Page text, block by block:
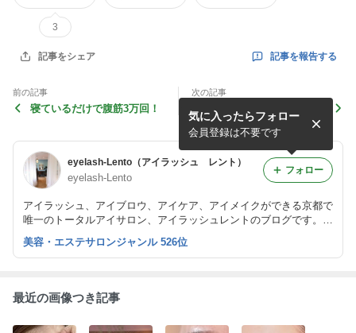
3
記事をシェア 記事を報告する
前の記事
寝ているだけで腹筋3万回！
次の記事
eyelash-Lento（アイラッシュ レント）
eyelash-Lento
アイラッシュ、アイブロウ、アイケア、アイメイクができる京都で
唯一のトータルアイサロン、アイラッシュレントのブログです。
ナチュラルなまつエクを得意とし、大人綺麗を提案しています。
また、まつげエクステスクールも開講しています。
気に入ったらフォロー
会員登録は不要です
フォロー
美容・エステサロンジャンル 526位
最近の画像つき記事